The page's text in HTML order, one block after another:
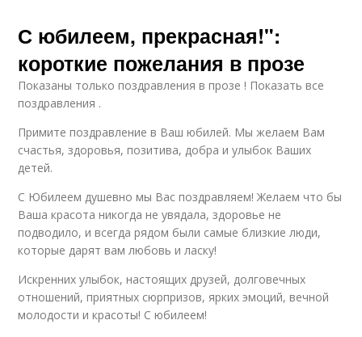
С юбилеем, прекрасная!":
короткие пожелания в прозе
Показаны только поздравления в прозе ! Показать все
поздравления .
Примите поздравление в Ваш юбилей. Мы желаем Вам
счастья, здоровья, позитива, добра и улыбок Ваших
детей.
С Юбилеем душевно мы Вас поздравляем! Желаем что бы
Ваша красота никогда не увядала, здоровье не
подводило, и всегда рядом были самые близкие люди,
которые дарят вам любовь и ласку!
Искренних улыбок, настоящих друзей, долговечных
отношений, приятных сюрпризов, ярких эмоций, вечной
молодости и красоты! С юбилеем!